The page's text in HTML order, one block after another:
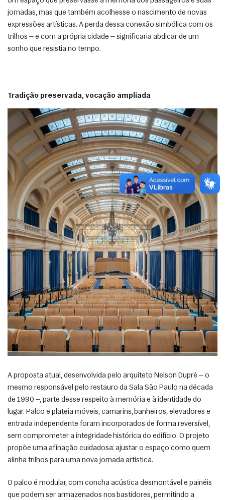
jornadas, mas que também acolhesse o nascimento de novas
expressões artísticas. A perda dessa conexão simbólica com os
trilhos — e com a própria cidade — significaria abdicar de um
sonho que resistia no tempo.
Tradição preservada, vocação ampliada
A proposta atual, desenvolvida pelo arquiteto Nelson Dupré — o
mesmo responsável pelo restauro da Sala São Paulo na década
de 1990 —, parte desse respeito à memória e à identidade do
lugar. Palco e plateia móveis, camarins, banheiros, elevadores e
entrada independente foram incorporados de forma reversível,
sem comprometer a integridade histórica do edifício. O projeto
propõe uma afinação cuidadosa: ajustar o espaço como quem
alinha trilhos para uma nova jornada artística.
O palco é modular, com concha acústica desmontável e painéis
que podem ser armazenados nos bastidores, permitindo a